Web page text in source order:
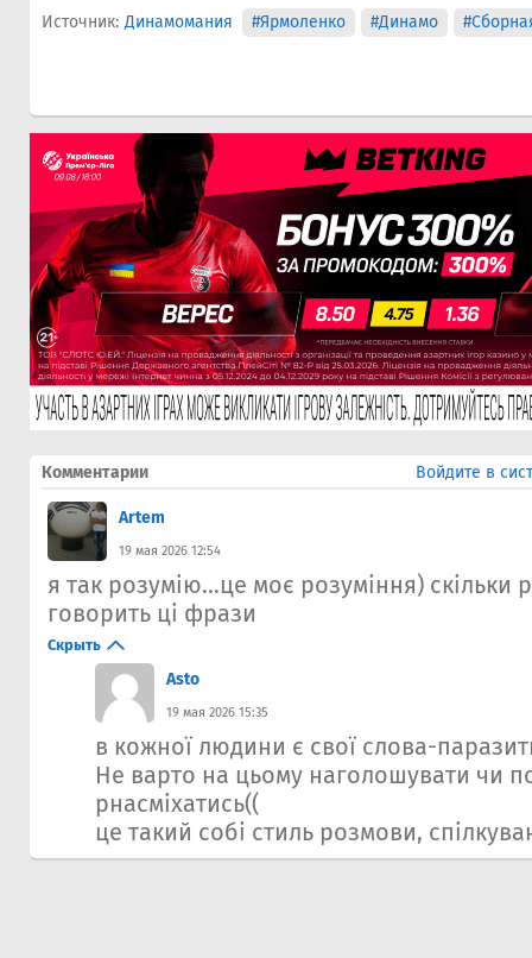
Источник: Динамомания #Ярмоленко #Динамо
Комментарии Войдите в
Artem
19 мая 2026 12:54
я так розумію...це моє розуміння) скільки
говорить ці фрази
Скрыть
Asto
19 мая 2026 15:35
в кожної людини є свої слова-
Не варто на цьому наголошувати чи
рнасміхатись((
це такий собі стиль розмови,